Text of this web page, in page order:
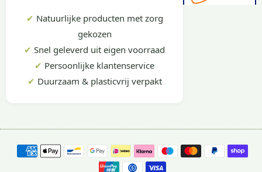
✔ Natuurlijke producten met zorg
gekozen
✔ Snel geleverd uit eigen voorraad
✔ Persoonlijke klantenservice
✔ Duurzaam & plasticvrij verpakt